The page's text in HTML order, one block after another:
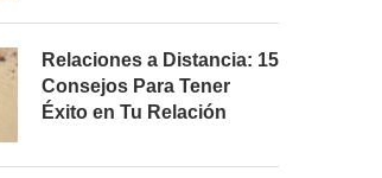
Relaciones a Distancia: 15
Consejos Para Tener
Éxito en Tu Relación